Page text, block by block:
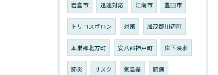
岩倉市 迅速対応 江南市 豊田市
トリコスポロン 対策 加茂郡川辺町
本巣郡北方町 安八郡神戸町 床下浸水
肺炎 リスク 気温差 頭痛